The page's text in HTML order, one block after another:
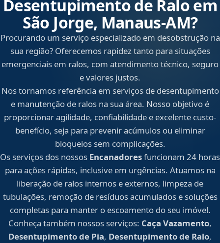
Desentupimento de Ralo em
São Jorge, Manaus‑AM?
Procurando um serviço especializado em desobstrução na
sua região? Oferecemos rapidez tanto para situações
emergenciais em ralos, com atendimento técnico, seguro
e valores justos.
Nos tornamos referência em serviços de desentupimento
e manutenção de ralos na sua área. Nosso objetivo é
proporcionar agilidade, confiabilidade e excelente custo-
benefício, seja para prevenir acúmulos ou eliminar
bloqueios sem complicações.
Os serviços dos nossos Encanadoresfuncionam 24 horas
para ações rápidas, inclusive em urgências. Atuamos na
liberação de ralos internos e externos, limpeza de
tubulações, remoção de resíduos acumulados e soluções
completas para manter o escoamento do seu imóvel.
Conheça também nossos serviços: Caça Vazamento,
Desentupimento de Pia, Desentupimento de Ralo,